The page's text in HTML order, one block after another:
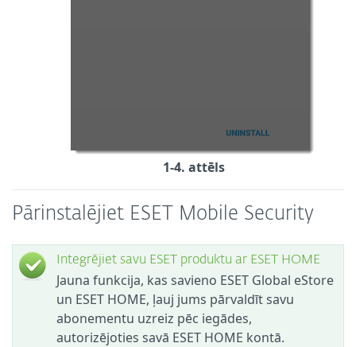
1-4. attēls
Pārinstalējiet ESET Mobile Security
Integrējiet savu ESET produktu ar ESET HOME
Jauna funkcija, kas savieno ESET Global eStore
un ESET HOME, ļauj jums pārvaldīt savu
abonementu uzreiz pēc iegādes,
autorizējoties savā ESET HOME kontā.